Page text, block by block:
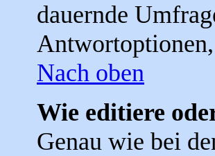
dauernde
Nach oben
Wie editiere
Genau wie bei